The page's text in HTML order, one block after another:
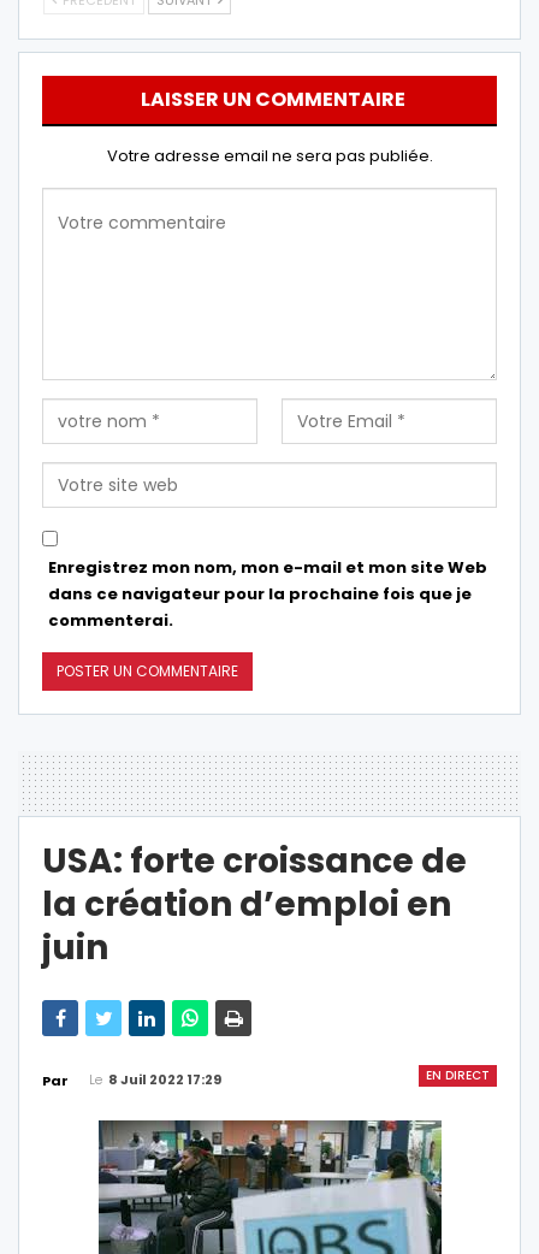
LAISSER UN COMMENTAIRE
Votre adresse email ne sera pas publiée.
Enregistrez mon nom, mon e-mail et mon site Web
dans ce navigateur pour la prochaine fois que je
commenterai.
USA: forte croissance de
la création d’emploi en
juin
EN DIRECT
Par Le 8 Juil 2022 17:29